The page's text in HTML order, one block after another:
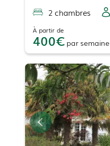
2 chambres
À partir de
400 par semaine